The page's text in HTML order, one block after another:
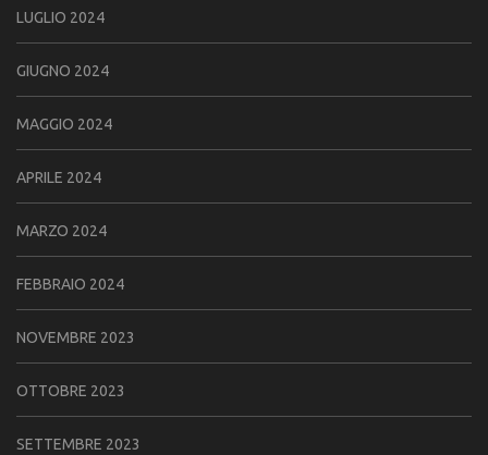
LUGLIO 2024
GIUGNO 2024
MAGGIO 2024
APRILE 2024
MARZO 2024
FEBBRAIO 2024
NOVEMBRE 2023
OTTOBRE 2023
SETTEMBRE 2023